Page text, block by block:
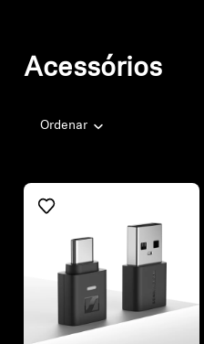
Acessórios
Ordenar